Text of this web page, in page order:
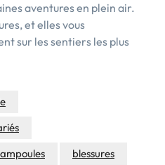
aventures en plein air.
et elles vous
sur les sentiers les plus
ampoules
blessures